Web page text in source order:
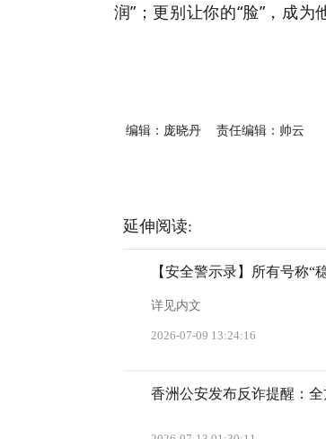
润”；更别让你的“脸”，成为
编辑：庞晓丹 责任编辑：帅云
延伸阅读:
【安全警示录】所有号称“
详见内文
2026-07-09 13:24:16
香洲公安发布反诈提醒：